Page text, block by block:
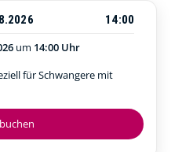
14:00
um 14:00 Uhr
für Schwangere mit